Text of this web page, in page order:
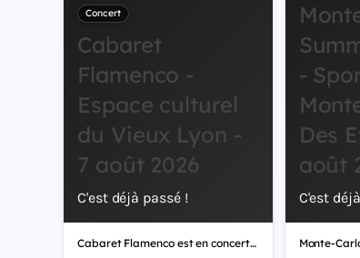
Concert
Cabaret
Flamenco -
Espace culturel
du Vieux Lyon -
7 août 2026
C'est déjà passé !
Cabaret Flamenco est en concert le vendredi 7 août 2026 au Espace culturel du Vieux Lyon. Un rendez-vous concerts, festivals, musical à ne pas manquer. Billets disponibles sur Fnac Spectacles et les billetteries partenaires.
-
Des
août
C'est